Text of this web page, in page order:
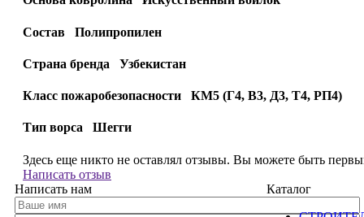
Состав Полипропилен
Страна бренда Узбекистан
Класс пожаробезопасности КМ5 (Г4, В3, Д3, Т4, РП4)
Тип ворса Шегги
Здесь еще никто не оставлял отзывы. Вы можете быть
Написать отзыв
Написать нам
Каталог